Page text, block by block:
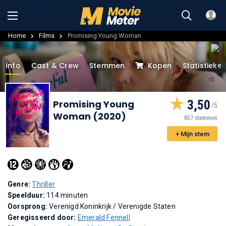
Home Films Promising Young Woman
Info Cast & Crew Stemmen Kopen
Promising Young
Woman (2020)
3,50
837 stemmen
+ Mijn stem
Genre:Thriller
Speelduur: 114 minuten
Oorsprong:Verenigd Koninkrijk / Verenigde Staten
Geregisseerd door: Emerald Fennell